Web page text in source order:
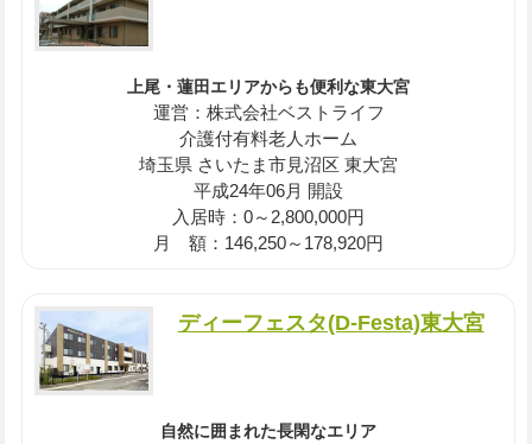
上尾・蓮田エリアからも便利な東大宮
運営：株式会社ベストライフ
介護付有料老人ホーム
埼玉県 さいたま市見沼区 東大宮
平成24年06月 開設
入居時：0～2,800,000円
月 額：146,250～178,920円
ディーフェスタ(D-Festa)東大宮
自然に囲まれた長閑なエリア